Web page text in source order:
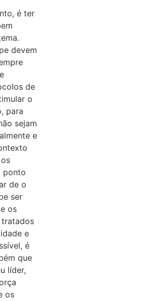
é ter
devem
de
o
para
sejam
e
ponto
de o
ser
os
tratados
e
é
que
líder,
os